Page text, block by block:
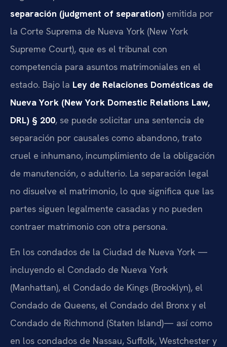
separación (judgment of separation) emitida por
la Corte Suprema de Nueva York (New York
Supreme Court), que es el tribunal con
competencia para asuntos matrimoniales en el
estado. Bajo la Ley de Relaciones Domésticas de
Nueva York (New York Domestic Relations Law,
DRL) § 200, se puede solicitar una sentencia de
separación por causales como abandono, trato
cruel e inhumano, incumplimiento de la obligación
de manutención, o adulterio. La separación legal
no disuelve el matrimonio, lo que significa que las
partes siguen legalmente casadas y no pueden
contraer matrimonio con otra persona.
En los condados de la Ciudad de Nueva York —
incluyendo el Condado de Nueva York
(Manhattan), el Condado de Kings (Brooklyn), el
Condado de Queens, el Condado del Bronx y el
Condado de Richmond (Staten Island)— así como
en los condados de Nassau, Suffolk, Westchester y